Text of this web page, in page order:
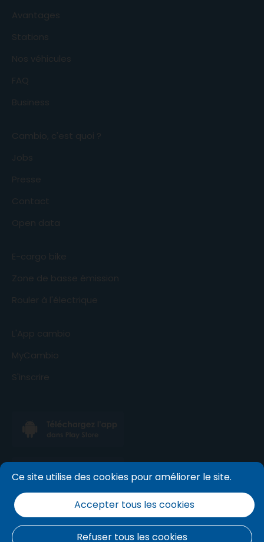
Avantages
Stations
Nos véhicules
FAQ
Business
Cambio, c'est quoi ?
Jobs
Presse
Contact
Open data
E-cargo bike
Zone de basse émission
Rouler à l'électrique
L'App cambio
MyCambio
S'inscrire
Ce site utilise des cookies pour améliorer le site.
Refuser tous les cookies
Accepter tous les cookies